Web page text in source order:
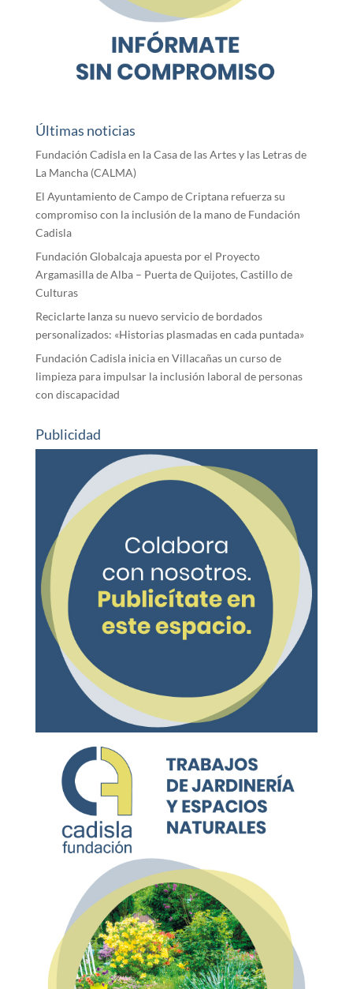
Últimas noticias
Fundación Cadisla en la Casa de las Artes y las Letras de
La Mancha (CALMA)
El Ayuntamiento de Campo de Criptana refuerza su
compromiso con la inclusión de la mano de Fundación
Cadisla
Fundación Globalcaja apuesta por el Proyecto
Argamasilla de Alba – Puerta de Quijotes, Castillo de
Culturas
Reciclarte lanza su nuevo servicio de bordados
personalizados: «Historias plasmadas en cada puntada»
Fundación Cadisla inicia en Villacañas un curso de
limpieza para impulsar la inclusión laboral de personas
con discapacidad
Publicidad